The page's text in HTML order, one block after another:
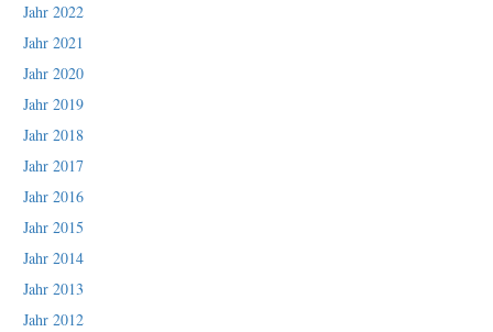
Jahr 2022
Jahr 2021
Jahr 2020
Jahr 2019
Jahr 2018
Jahr 2017
Jahr 2016
Jahr 2015
Jahr 2014
Jahr 2013
Jahr 2012